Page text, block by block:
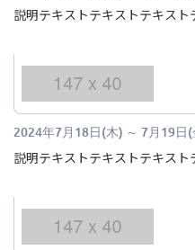
説明テキストテキストテキスト
2024年7月18日(木) ～ 7月19日(
説明テキストテキストテキスト